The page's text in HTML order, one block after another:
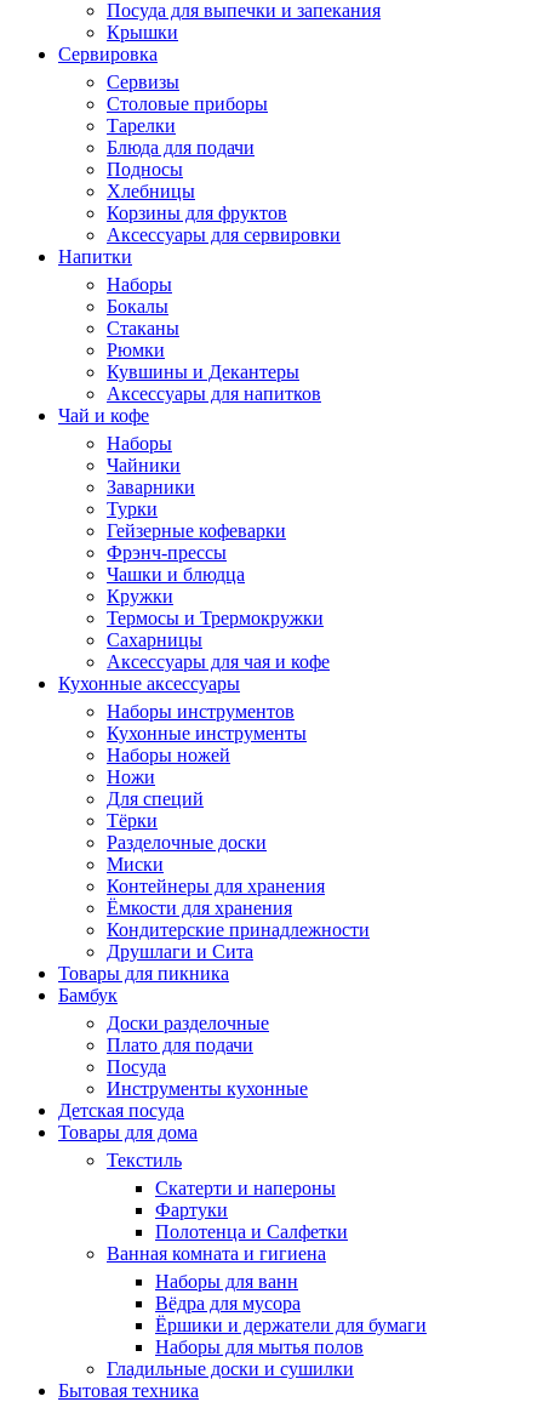
Посуда для выпечки и запекания
Крышки
Сервировка
Сервизы
Столовые приборы
Тарелки
Блюда для подачи
Подносы
Хлебницы
Корзины для фруктов
Аксессуары для сервировки
Напитки
Наборы
Бокалы
Стаканы
Рюмки
Кувшины и Декантеры
Аксессуары для напитков
Чай и кофе
Наборы
Чайники
Заварники
Турки
Гейзерные кофеварки
Фрэнч-прессы
Чашки и блюдца
Кружки
Термосы и Трермокружки
Сахарницы
Аксессуары для чая и кофе
Кухонные аксессуары
Наборы инструментов
Кухонные инструменты
Наборы ножей
Ножи
Для специй
Тёрки
Разделочные доски
Миски
Контейнеры для хранения
Ёмкости для хранения
Кондитерские принадлежности
Друшлаги и Сита
Товары для пикника
Бамбук
Доски разделочные
Плато для подачи
Посуда
Инструменты кухонные
Детская посуда
Товары для дома
Текстиль
Скатерти и напероны
Фартуки
Полотенца и Салфетки
Ванная комната и гигиена
Наборы для ванн
Вёдра для мусора
Ёршики и держатели для бумаги
Наборы для мытья полов
Гладильные доски и сушилки
Бытовая техника